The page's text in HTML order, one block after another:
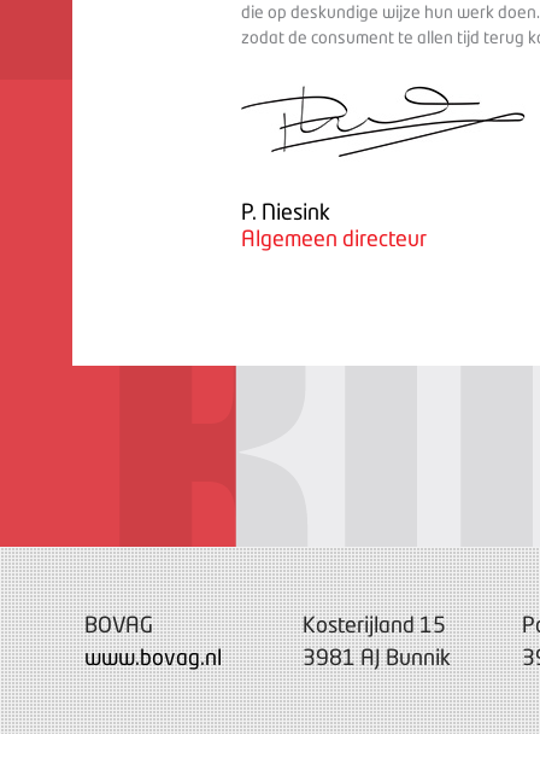
die op deskundige wijze hun werk
zodat de consument te allen tijd terug
P. Niesink
Algemeen directeur
BOVAG
www.bovag.nl
Kosterijland 15
3981 AJ Bunnik